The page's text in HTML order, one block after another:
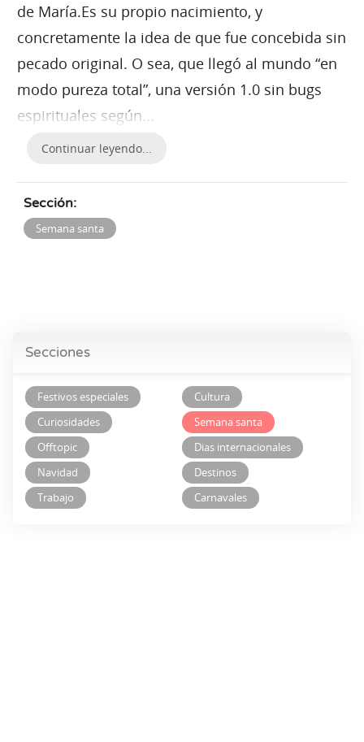
de María.Es su propio nacimiento, y
concretamente la idea de que fue concebida sin
pecado original. O sea, que llegó al mundo “en
modo pureza total”, una versión 1.0 sin bugs
espirituales según...
Continuar leyendo...
Sección:
Semana santa
Secciones
Festivos especiales
Cultura
Curiosidades
Semana santa
Offtopic
Dias internacionales
Navidad
Destinos
Trabajo
Carnavales